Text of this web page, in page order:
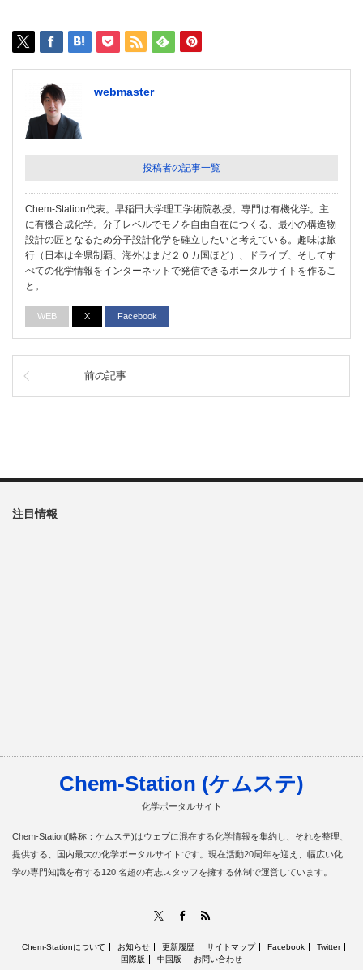
webmaster
投稿者の記事一覧
Chem-Station代表。早稲田大学理工学術院教授。専門は有機化学。主
に有機合成化学。分子レベルでモノを自由自在につくる、最小の構造物
設計の匠となるため分子設計化学を確立したいと考えている。趣味は旅
行（日本は全県制覇、海外はまだ２０カ国ほど）、ドライブ、そしてす
べての化学情報をインターネットで発信できるポータルサイトを作るこ
と。
WEB X Facebook
前の記事
注目情報
Chem-Station (ケムステ)
化学ポータルサイト
Chem-Station(略称：ケムステ)はウェブに混在する化学情報を集約し、それを整理、
提供する、国内最大の化学ポータルサイトです。現在活動20周年を迎え、幅広い化
学の専門知識を有する120 名超の有志スタッフを擁する体制で運営しています。
Facebook
Chem-Stationについて お知らせ 更新履歴 サイトマップ Facebook
Twitter
国際版
中国版 お問い合わせ